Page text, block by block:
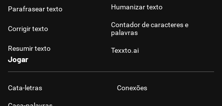
Parafrasear texto
Corrigir texto
Resumir texto
Humanizar texto
Contador de caracteres e
palavras
Texxto.ai
Jogar
Cata-letras Conexões